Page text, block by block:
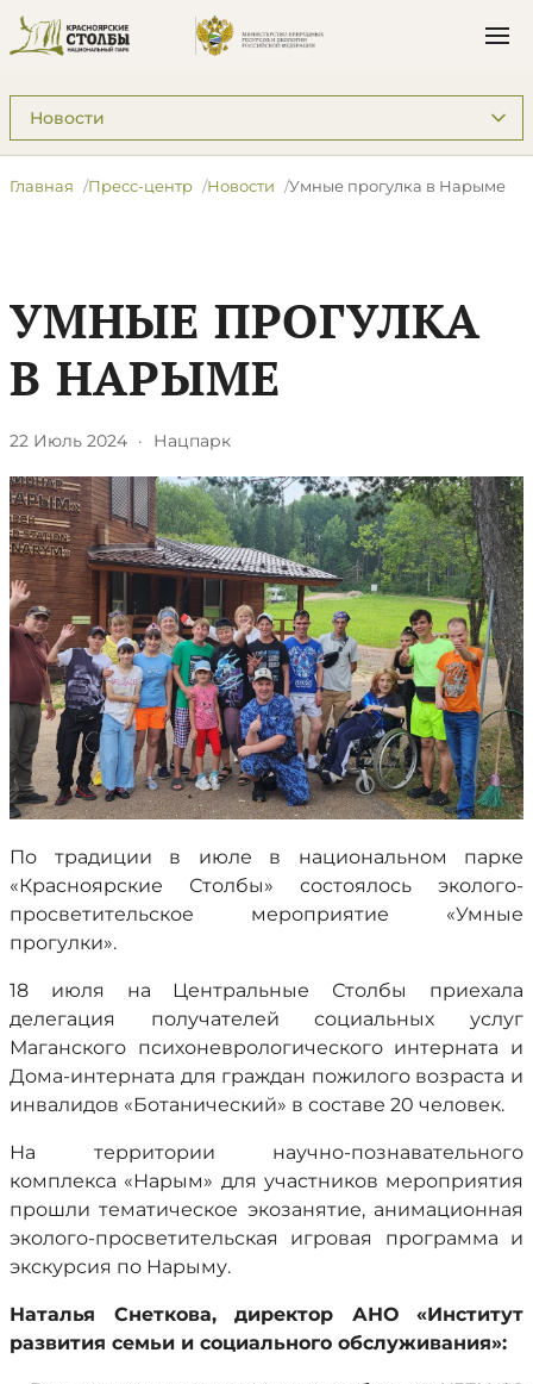
Подразделы: Пресс-центр
Главная Пресс-центр Новости Умные прогулка в Нарыме
УМНЫЕ ПРОГУЛКА
В НАРЫМЕ
22 Июль 2024 · Нацпарк
По традиции в июле в национальном парке
«Красноярские Столбы» состоялось эколого-
просветительское мероприятие «Умные
прогулки».
18 июля на Центральные Столбы приехала
делегация получателей социальных услуг
Маганского психоневрологического интерната и
Дома-интерната для граждан пожилого возраста и
инвалидов «Ботанический» в составе 20 человек.
На территории научно-познавательного
комплекса «Нарым» для участников мероприятия
прошли тематическое экозанятие, анимационная
эколого-просветительская игровая программа и
экскурсия по Нарыму.
Наталья Снеткова, директор АНО «Институт
развития семьи и социального обслуживания»: